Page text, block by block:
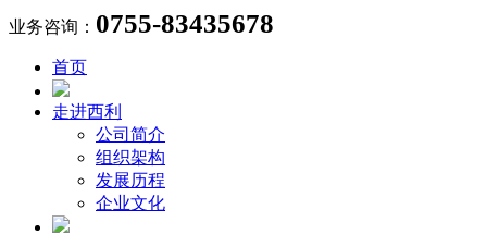
业务咨询： 0755-83435678
首页
走进西利
公司简介
组织架构
发展历程
企业文化